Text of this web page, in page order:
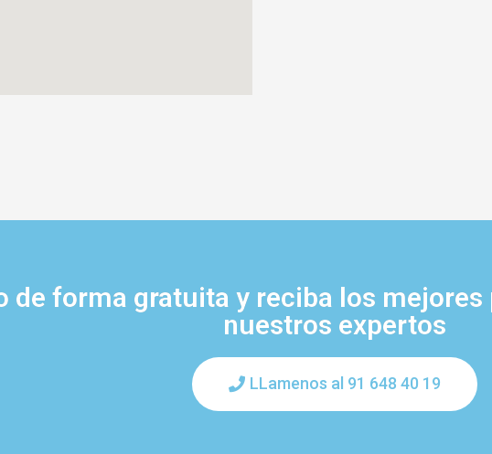
de forma gratuita y reciba los
nuestros expertos
LLamenos al 91 648 40 19